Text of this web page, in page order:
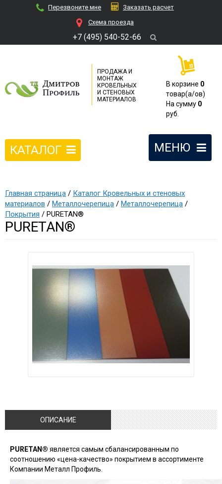
Перезвоните мне
Заказать расчет
Cхема проезда
+7 (495) 540-52-66
ПРОДАЖА И
МОНТАЖ
КРОВЕЛЬНЫХ
И СТЕНОВЫХ
МАТЕРИАЛОВ
В корзине 0
товар(a/ов)
На сумму 0
руб.
МЕНЮ
КАТАЛОГ
Главная страница / Каталог Кровельных и стеновых
материалов / Металлочерепица / Металлочерепица /
Покрытия / PURETAN®
PURETAN®
ОПИСАНИЕ
PURETAN® является самым сбалансированным по
соотношению «цена-качество» покрытием в ассортименте
Компании Металл Профиль.